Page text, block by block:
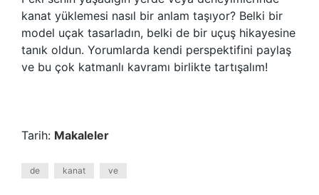
kanat yüklemesi nasıl bir anlam taşıyor? Belki bir
model uçak tasarladın, belki de bir uçuş hikayesine
tanık oldun. Yorumlarda kendi perspektifini paylaş
ve bu çok katmanlı kavramı birlikte tartışalım!
Tarih: Makaleler
de kanat ve